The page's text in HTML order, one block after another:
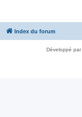
Index du forum
Développé par